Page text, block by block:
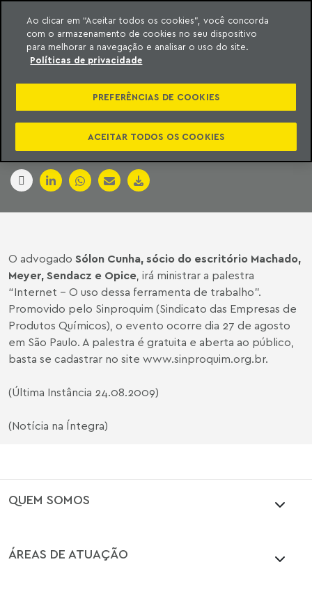
o conteúdo
Machado Meyer
INTERNET NO
TRABALHO
O advogado Sólon Cunha, sócio do escritório Machado,
Meyer, Sendacz e Opice, irá ministrar a palestra
“Internet – O uso dessa ferramenta de trabalho”.
Promovido pelo Sinproquim (Sindicato das Empresas de
Produtos Químicos), o evento ocorre dia 27 de agosto
em São Paulo. A palestra é gratuita e aberta ao público,
basta se cadastrar no site www.sinproquim.org.br.
(Última Instância 24.08.2009)
(Notícia na Íntegra)
QUEM SOMOS
ÁREAS DE ATUAÇÃO
Ao clicar em “Aceitar todos os cookies”, você concorda
com o armazenamento de cookies no seu dispositivo
para melhorar a navegação e analisar o uso do site.
Políticas de privacidade
PREFERÊNCIAS DE COOKIES
ACEITAR TODOS OS COOKIES